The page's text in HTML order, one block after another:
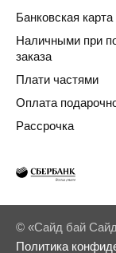
Банковская карта
Наличными при
заказа
Плати частями
Оплата
Рассрочка
© «Сайд бай
Политика